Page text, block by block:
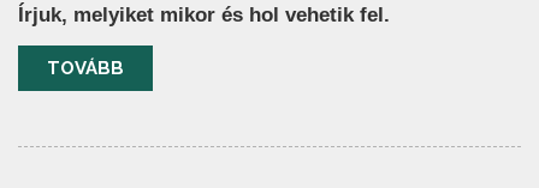
Írjuk, melyiket mikor és hol vehetik fel.
TOVÁBB